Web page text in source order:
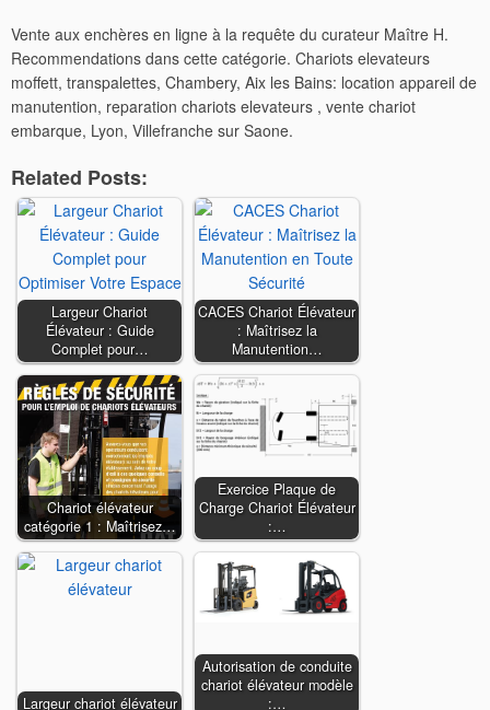
Vente aux enchères en ligne à la requête du curateur Maître H.
Recommendations dans cette catégorie. Chariots elevateurs
moffett, transpalettes, Chambery, Aix les Bains: location appareil de
manutention, reparation chariots elevateurs , vente chariot
embarque, Lyon, Villefranche sur Saone.
Related Posts:
Largeur Chariot
Élévateur : Guide
Complet pour…
CACES Chariot Élévateur
: Maîtrisez la
Manutention…
Chariot élévateur
catégorie 1 : Maîtrisez…
Exercice Plaque de
Charge Chariot Élévateur
:…
Largeur chariot élévateur
Autorisation de conduite
chariot élévateur modèle
:…